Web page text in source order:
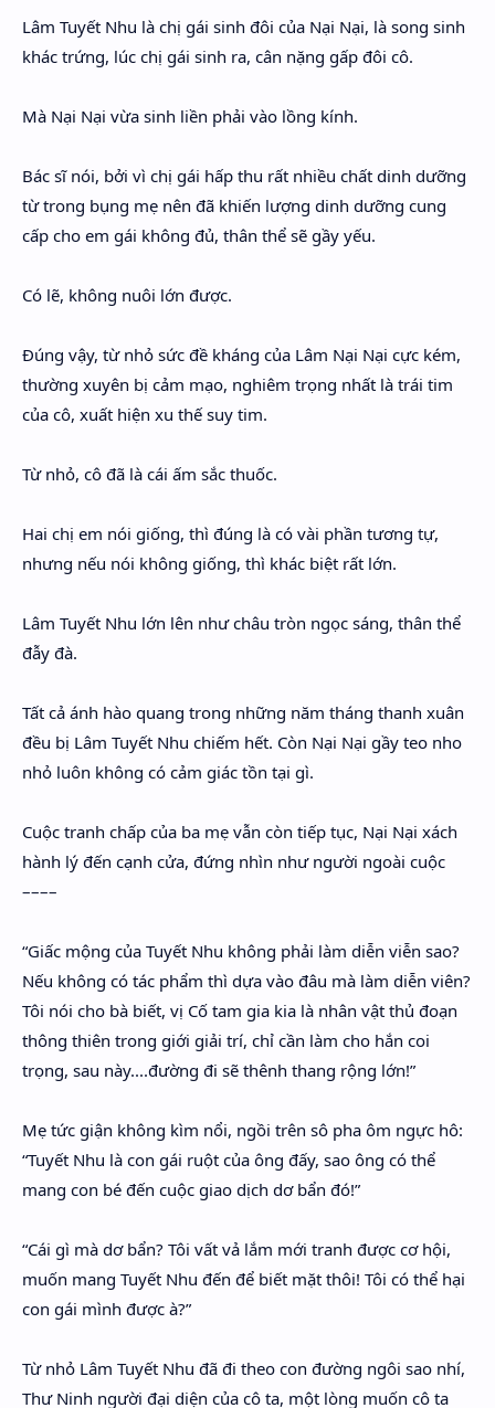
Lâm Tuyết Nhu là chị gái sinh đôi của Nại Nại, là song sinh
khác trứng, lúc chị gái sinh ra, cân nặng gấp đôi cô.
Mà Nại Nại vừa sinh liền phải vào lồng kính.
Bác sĩ nói, bởi vì chị gái hấp thu rất nhiều chất dinh dưỡng
từ trong bụng mẹ nên đã khiến lượng dinh dưỡng cung
cấp cho em gái không đủ, thân thể sẽ gầy yếu.
Có lẽ, không nuôi lớn được.
Đúng vậy, từ nhỏ sức đề kháng của Lâm Nại Nại cực kém,
thường xuyên bị cảm mạo, nghiêm trọng nhất là trái tim
của cô, xuất hiện xu thế suy tim.
Từ nhỏ, cô đã là cái ấm sắc thuốc.
Hai chị em nói giống, thì đúng là có vài phần tương tự,
nhưng nếu nói không giống, thì khác biệt rất lớn.
Lâm Tuyết Nhu lớn lên như châu tròn ngọc sáng, thân thể
đẫy đà.
Tất cả ánh hào quang trong những năm tháng thanh xuân
đều bị Lâm Tuyết Nhu chiếm hết. Còn Nại Nại gầy teo nho
nhỏ luôn không có cảm giác tồn tại gì.
Cuộc tranh chấp của ba mẹ vẫn còn tiếp tục, Nại Nại xách
hành lý đến cạnh cửa, đứng nhìn như người ngoài cuộc
––––
“Giấc mộng của Tuyết Nhu không phải làm diễn viễn sao?
Nếu không có tác phẩm thì dựa vào đâu mà làm diễn viên?
Tôi nói cho bà biết, vị Cố tam gia kia là nhân vật thủ đoạn
thông thiên trong giới giải trí, chỉ cần làm cho hắn coi
trọng, sau này....đường đi sẽ thênh thang rộng lớn!”
Mẹ tức giận không kìm nổi, ngồi trên sô pha ôm ngực hô:
“Tuyết Nhu là con gái ruột của ông đấy, sao ông có thể
mang con bé đến cuộc giao dịch dơ bẩn đó!”
“Cái gì mà dơ bẩn? Tôi vất vả lắm mới tranh được cơ hội,
muốn mang Tuyết Nhu đến để biết mặt thôi! Tôi có thể hại
con gái mình được à?”
Từ nhỏ Lâm Tuyết Nhu đã đi theo con đường ngôi sao nhí,
Thư Ninh người đại diện của cô ta, một lòng muốn cô ta